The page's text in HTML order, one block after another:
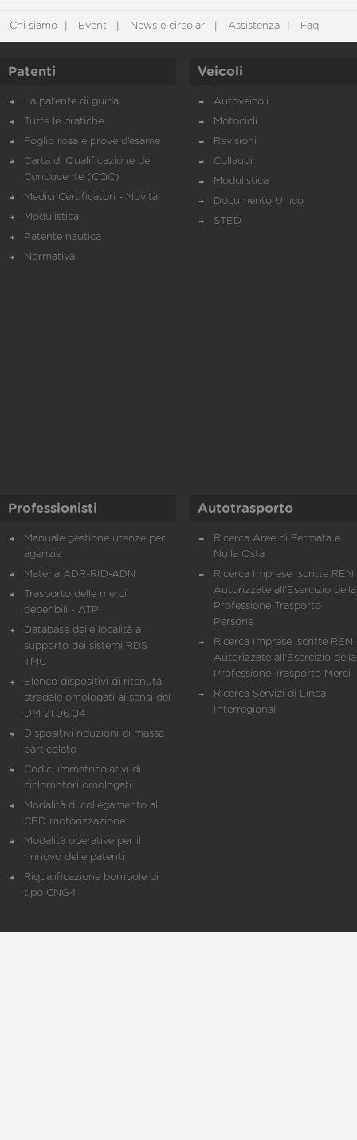
Chi siamo Eventi News e circolari Assistenza Faq
Patenti
La patente di guida
Tutte le pratiche
Foglio rosa e prove d’esame
Carta di Qualificazione del
Conducente (CQC)
Medici Certificatori - Novità
Modulistica
Patente nautica
Normativa
Veicoli
Autoveicoli
Motocicli
Revisioni
Collaudi
Modulistica
Documento Unico
STED
Professionisti
Manuale gestione utenze per
agenzie
Materia ADR-RID-ADN
Trasporto delle merci
deperibili - ATP
Database delle località a
supporto dei sistemi RDS
TMC
Elenco dispositivi di ritenuta
stradale omologati ai sensi del
DM 21.06.04
Dispositivi riduzioni di massa
particolato
Codici immatricolativi di
ciclomotori omologati
Modalità di collegamento al
CED motorizzazione
Modalità operative per il
rinnovo delle patenti
Riqualificazione bombole di
tipo CNG4
Autotrasporto
Ricerca Aree di Fermata e
Nulla Osta
Ricerca Imprese Iscritte REN
Autorizzate all'Esercizio della
Professione Trasporto
Persone
Ricerca Imprese iscritte REN
Autorizzate all'Esercizio della
Professione Trasporto Merci
Ricerca Servizi di Linea
Interregionali